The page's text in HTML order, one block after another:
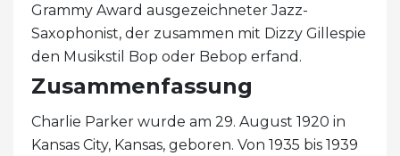
Grammy Award ausgezeichneter Jazz-
Saxophonist, der zusammen mit Dizzy Gillespie
den Musikstil Bop oder Bebop erfand.
Zusammenfassung
Charlie Parker wurde am 29. August 1920 in
Kansas City, Kansas, geboren. Von 1935 bis 1939